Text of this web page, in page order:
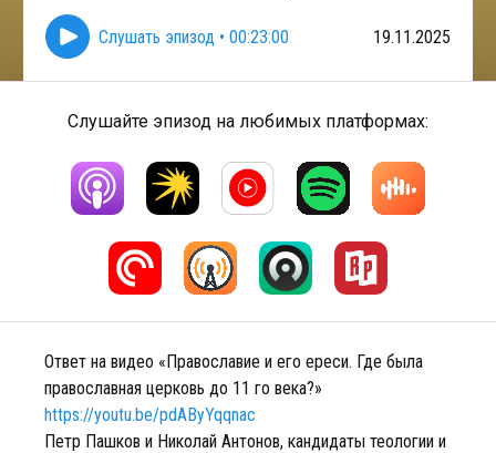
Слушать эпизод • 00:23:00 19.11.2025
Слушайте эпизод на любимых платформах:
Ответ на видео «Православие и его ереси. Где была
православная церковь до 11 го века?»
https://youtu.be/pdAByYqqnac
Петр Пашков и Николай Антонов, кандидаты теологии и